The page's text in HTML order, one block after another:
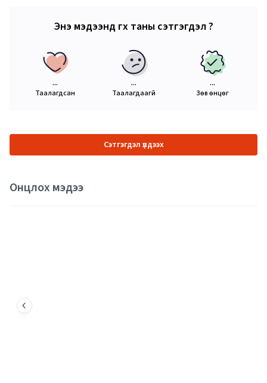
Энэ мэдээнд өгөх таны сэтгэгдэл ?
...
Таалагдсан
...
Таалагдаагүй
...
Зөв өнцөг
Сэтгэгдэл үлдээх
Онцлох мэдээ